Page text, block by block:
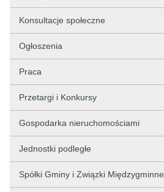
Konsultacje społeczne
Ogłoszenia
Praca
Przetargi i Konkursy
Gospodarka nieruchomościami
Jednostki podległe
Spółki Gminy i Związki Międzygminne